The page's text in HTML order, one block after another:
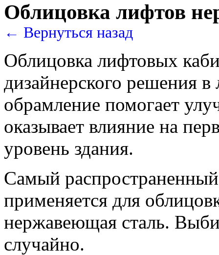
Облицовка лифтов
← Вернуться назад
Облицовка лифтовых
дизайнерского решения
обрамление помогает
оказывает влияние на
уровень здания.
Самый
применяется для
нержавеющая сталь.
случайно.